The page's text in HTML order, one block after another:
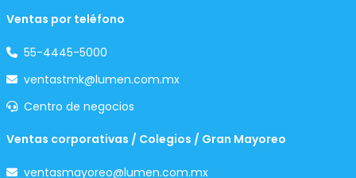
Ventas por teléfono
55-4445-5000
ventastmk@lumen.com.mx
Centro de negocios
Ventas corporativas / Colegios / Gran Mayoreo
ventasmayoreo@lumen.com.mx